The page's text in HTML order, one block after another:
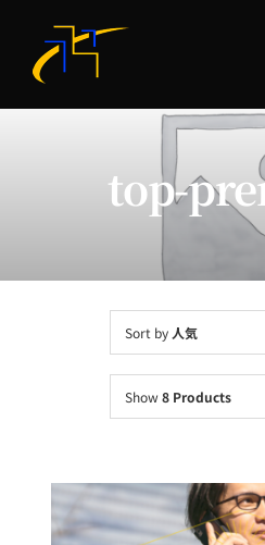
content
top-
Sort by 人気
Show8 Products